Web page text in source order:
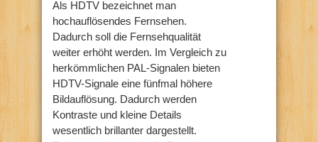
Als HDTV bezeichnet man
hochauflösendes Fernsehen.
Dadurch soll die Fernsehqualität
weiter erhöht werden. Im Vergleich zu
herkömmlichen PAL-Signalen bieten
HDTV-Signale eine fünfmal höhere
Bildauflösung. Dadurch werden
Kontraste und kleine Details
wesentlich brillanter dargestellt.